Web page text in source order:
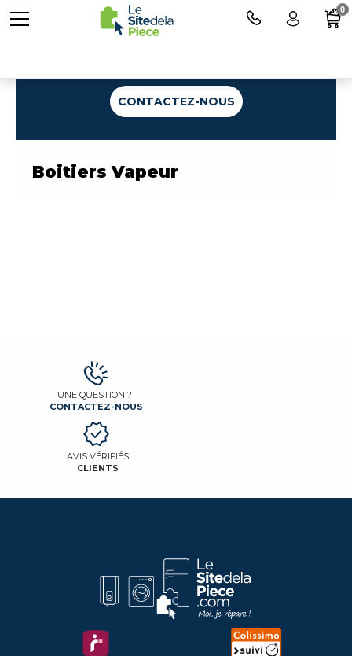
CONTACTEZ-NOUS
Boitiers Vapeur
UNE QUESTION ?
CONTACTEZ-NOUS
AVIS VÉRIFIÉS
CLIENTS
0